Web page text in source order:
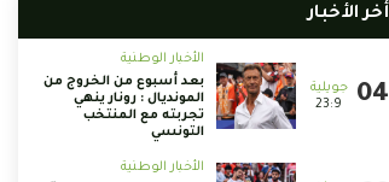
أخر الأخبار
23:9
الأخبار الوطنية
بعد أسبوع من الخروج من
المونديال : رونار ينهي
تجربته مع المنتخب
التونسي
الأخبار الوطنية